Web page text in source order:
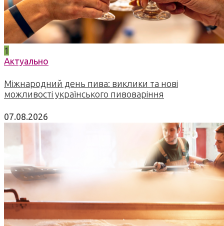
1
Актуально
Міжнародний день пива: виклики та нові
можливості українського пивоваріння
07.08.2026